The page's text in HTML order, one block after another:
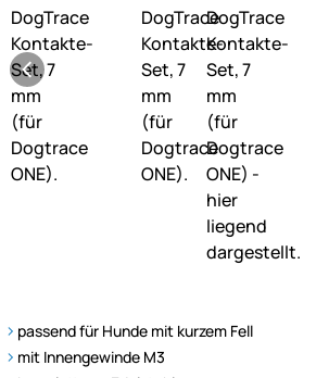
passend für Hunde mit kurzem Fell
mit Innengewinde M3